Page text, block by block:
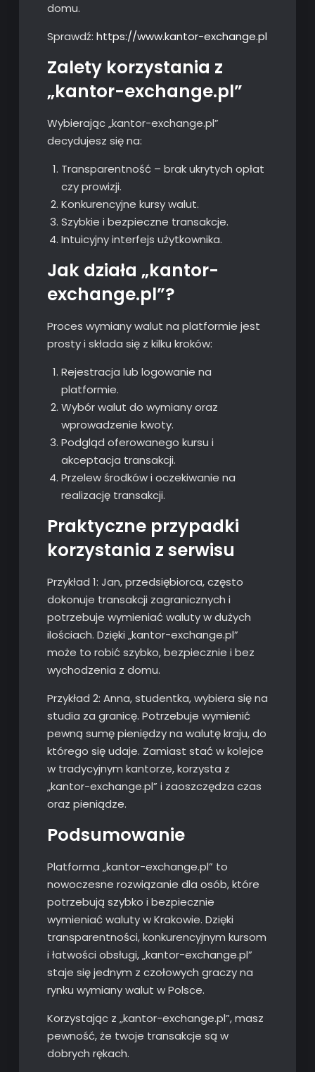
domu.
Sprawdź: https://www.kantor-exchange.pl
Zalety korzystania z
„kantor-exchange.pl”
Wybierając „kantor-exchange.pl”
decydujesz się na:
Transparentność – brak ukrytych opłat
czy prowizji.
Konkurencyjne kursy walut.
Szybkie i bezpieczne transakcje.
Intuicyjny interfejs użytkownika.
Jak działa „kantor-
exchange.pl”?
Proces wymiany walut na platformie jest
prosty i składa się z kilku kroków:
Rejestracja lub logowanie na
platformie.
Wybór walut do wymiany oraz
wprowadzenie kwoty.
Podgląd oferowanego kursu i
akceptacja transakcji.
Przelew środków i oczekiwanie na
realizację transakcji.
Praktyczne przypadki
korzystania z serwisu
Przykład 1: Jan, przedsiębiorca, często
dokonuje transakcji zagranicznych i
potrzebuje wymieniać waluty w dużych
ilościach. Dzięki „kantor-exchange.pl”
może to robić szybko, bezpiecznie i bez
wychodzenia z domu.
Przykład 2: Anna, studentka, wybiera się na
studia za granicę. Potrzebuje wymienić
pewną sumę pieniędzy na walutę kraju, do
którego się udaje. Zamiast stać w kolejce
w tradycyjnym kantorze, korzysta z
„kantor-exchange.pl” i zaoszczędza czas
oraz pieniądze.
Podsumowanie
Platforma „kantor-exchange.pl” to
nowoczesne rozwiązanie dla osób, które
potrzebują szybko i bezpiecznie
wymieniać waluty w Krakowie. Dzięki
transparentności, konkurencyjnym kursom
i łatwości obsługi, „kantor-exchange.pl”
staje się jednym z czołowych graczy na
rynku wymiany walut w Polsce.
Korzystając z „kantor-exchange.pl”, masz
pewność, że twoje transakcje są w
dobrych rękach.